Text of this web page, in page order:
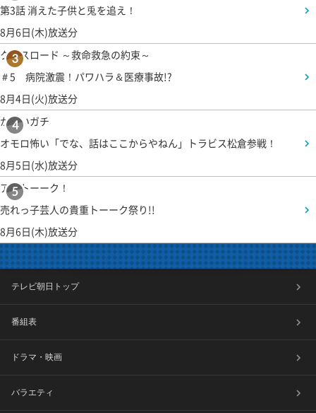
第3話 消えた子供と兎を追え！
8月6日(木)放送分
3
クロスロード ～救命救急の約束～
＃5 病院激震！パワハラ＆医療事故!?
8月4日(火)放送分
4
かまいガチ
オモロ怖い「でな、話はここからやねん」トラビス松倉参戦！
8月5日(水)放送分
5
アメトーーク！
売れっ子芸人の貴重トーーク祭り!!
8月6日(木)放送分
テレビ朝日トップ
番組表
ドラマ・映画
バラエティ